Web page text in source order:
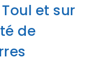
et sur
de